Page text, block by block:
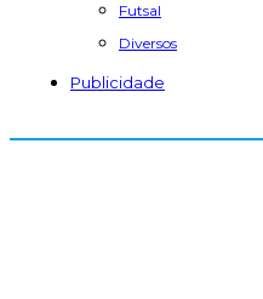
Futsal
Diversos
Publicidade